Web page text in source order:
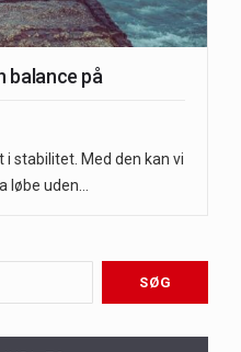
balance på
stabilitet. Med den kan vi
løbe uden…